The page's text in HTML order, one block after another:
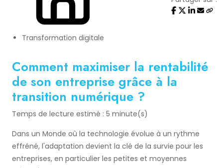
Transformation digitale
Comment maximiser la rentabilité
de son entreprise grâce à la
transition numérique ?
Temps de lecture estimé : 5 minute(s)
Dans un Monde où la technologie évolue à un rythme
effréné, l'adaptation devient la clé de la survie pour les
entreprises, en particulier les petites et moyennes